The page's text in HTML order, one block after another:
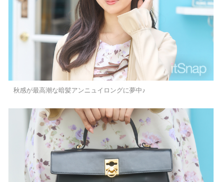
秋感が最高潮な暗髪アンニュイロングに夢中♪